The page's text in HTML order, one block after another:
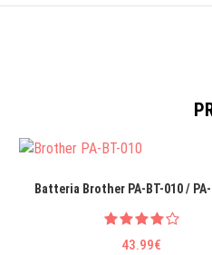
Batteria Brother PA-BT-010 /
43.99€